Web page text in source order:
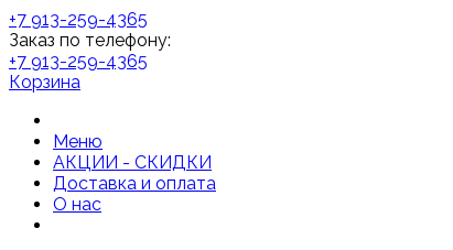
+7 913-259-4365
Заказ по телефону:
+7 913-259-4365
Корзина
Меню
АКЦИИ - СКИДКИ
Доставка и оплата
О нас